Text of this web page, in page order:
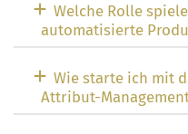
Welche Rolle
automatisierte
Wie starte ich mit
Attribut-